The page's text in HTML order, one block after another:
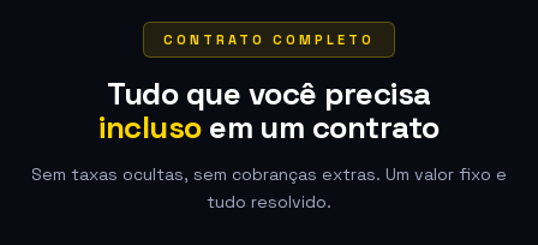
CONTRATO COMPLETO
Tudo que você precisa
inclusoem um contrato
Sem taxas ocultas, sem cobranças extras. Um valor fixo e
tudo resolvido.